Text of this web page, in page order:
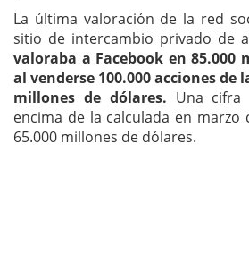
La última valoración de la red
sitio de intercambio privado de
valoraba a Facebook en 85.000
al venderse 100.000 acciones de
millones de dólares. Una cifra
encima de la calculada en marzo
65.000 millones de dólares.